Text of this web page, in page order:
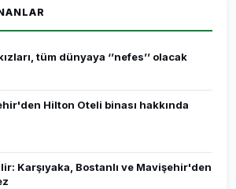
tüm dünyaya ‘’nefes’’ olacak
Hilton Oteli binası hakkında
Karşıyaka, Bostanlı ve Mavişehir'den